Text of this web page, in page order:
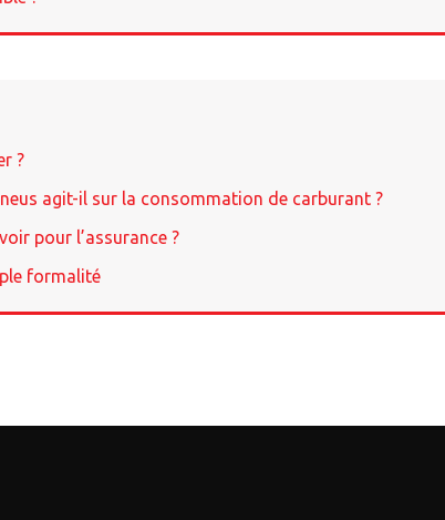
?
agit-il sur la consommation de carburant ?
pour l’assurance ?
formalité